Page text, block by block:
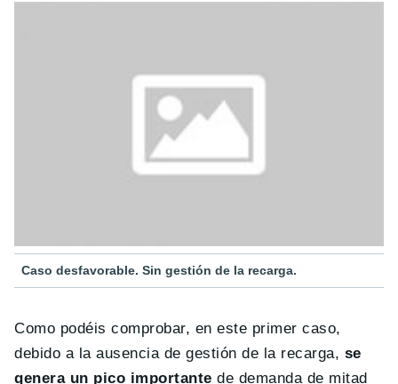
Caso desfavorable. Sin gestión de la recarga.
Como podéis comprobar, en este primer caso,
debido a la ausencia de gestión de la recarga, se
genera un pico importante de demanda de mitad